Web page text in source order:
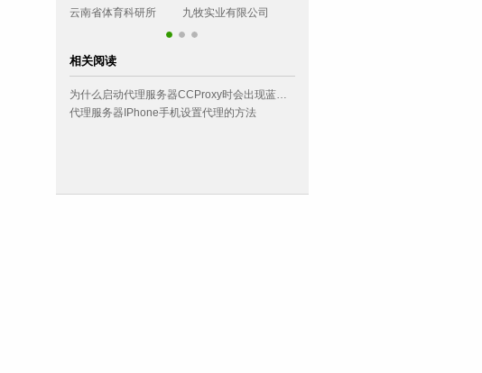
九牧实业有限公司
乌鲁木齐市气象局
相关阅读
为什么启动代理服务器CCProxy时会出现蓝屏？
代理服务器IPhone手机设置代理的方法